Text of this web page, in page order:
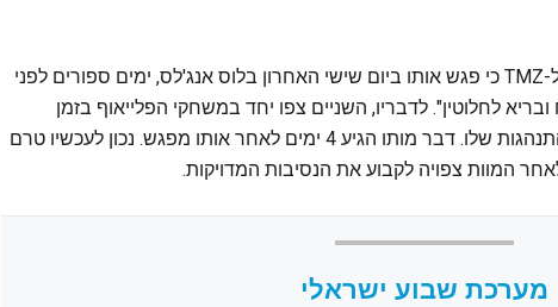
חברו והספר האישי של קלארק סיפר ל-TMZ כי פגש אותו ביום שישי האחרון בלוס אנג'לס, ימים ספורים לפני
לחלוטין". לדבריו, השניים צפו יחד במשחקי הפלייאוף בזמן
התספורת, ולא היה שום דבר חריג בהתנהגות שלו. דבר מותו הגיע 4 ימים לאחר אותו מפגש. נכון לעכשיו טרם
המוות צפויה לקבוע את הנסיבות המדויקות.
מערכת שבוע ישראלי